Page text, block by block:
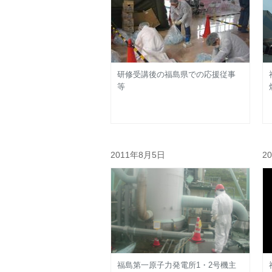
研修受講後の福島県での応援従事
等
2011年8月5日
福島第一原子力発電所1・2号機主